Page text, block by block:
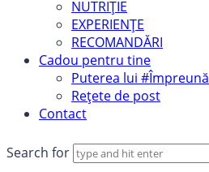
NUTRIȚIE
EXPERIENȚE
RECOMANDĂRI
Cadou pentru tine
Puterea lui #Împreună
Rețete de post
Contact
Search for